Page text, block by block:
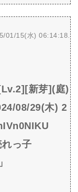
01/15(水) 06:14:18.
新芽](庭)
08/29(木) 2
っ子